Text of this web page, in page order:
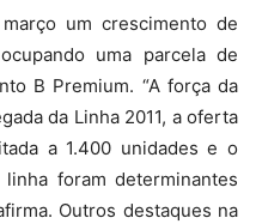
um crescimento de
uma parcela de
B Premium. “A força da
da Linha 2011, a oferta
a 1.400 unidades e o
foram determinantes
Outros destaques na